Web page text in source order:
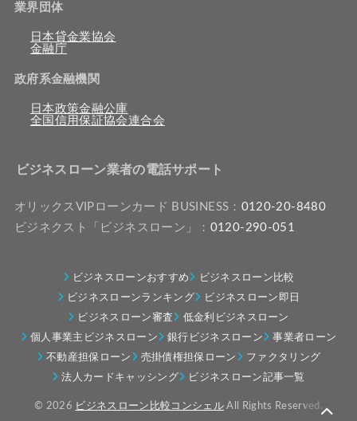
業界団体
日本貸金業協会
金融庁
政府系金融機関
日本政策金融公庫
全国信用保証協会連合会
ビジネスローン業者の電話サポート
オリックスVIPローンカード BUSINESS： 0120-20-8480
ビジネクスト「ビジネスローン」： 0120-290-051
ビジネスローンおすすめ
ビジネスローン比較
ビジネスローンランキング
ビジネスローン即日
ビジネスローン審査
低金利ビジネスローン
個人事業主ビジネスローン
銀行ビジネスローン
事業者ローン
不動産担保ローン
売掛債権担保ローン
ファクタリング
法人カードキャッシング
ビジネスローン記事一覧
© 2026 ビジネスローン比較コンシェル All Rights Reserved.